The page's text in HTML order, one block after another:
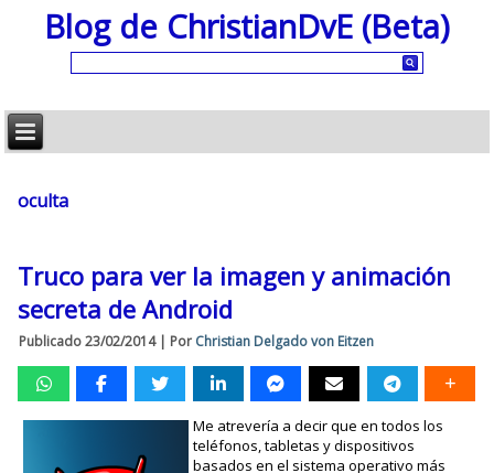
Blog de ChristianDvE (Beta)
oculta
Truco para ver la imagen y animación
secreta de Android
Publicado 23/02/2014| Por Christian Delgado von Eitzen
Me atrevería a decir que en todos los
teléfonos, tabletas y dispositivos
basados en el sistema operativo más